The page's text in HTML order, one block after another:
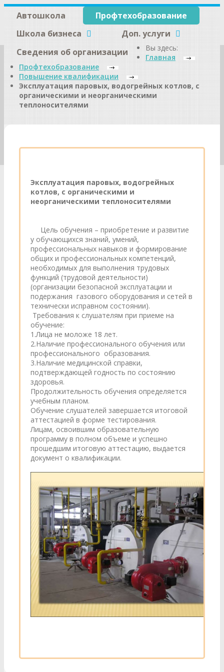
Автошкола
Профтехобразование
Школа бизнеса
Доп. услуги
Сведения об организации
Вы здесь:
Главная
Профтехобразование
Повышение квалификации
Эксплуатация паровых, водогрейных котлов, с
органическими и неорганическими
теплоносителями
Эксплуатация паровых, водогрейных
котлов, с органическими и
неорганическими теплоносителями
Цель обучения – приобретение и развитие
у обучающихся знаний, умений,
профессиональных навыков и формирование
общих и профессиональных компетенций,
необходимых для выполнения трудовых
функций (трудовой деятельности)
(организации безопасной эксплуатации и
подержания газового оборудования и сетей в
технически исправном состоянии).
Требования к слушателям при приеме на
обучение:
1.Лица не моложе 18 лет.
2.Наличие профессионального обучения или
профессионального образования.
3.Наличие медицинской справки,
подтверждающей годность по состоянию
здоровья.
Продолжительность обучения определяется
учебным планом.
Обучение слушателей завершается итоговой
аттестацией в форме тестирования.
Лицам, освоившим образовательную
программу в полном объеме и успешно
прошедшим итоговую аттестацию, выдается
документ о квалификации.